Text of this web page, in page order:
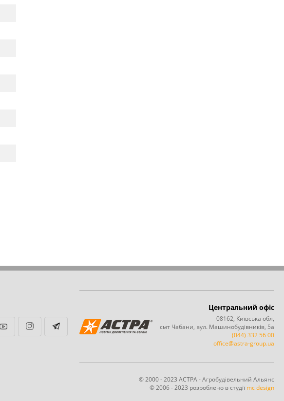
Центральний офіс
08162, Київська обл,
смт Чабани, вул. Машинобудівників, 5а
(044) 332 56 00
office@astra-group.ua
© 2000 - 2023 АСТРА - Агробудівельний Альянс
© 2006 - 2023 розроблено в студії mc design